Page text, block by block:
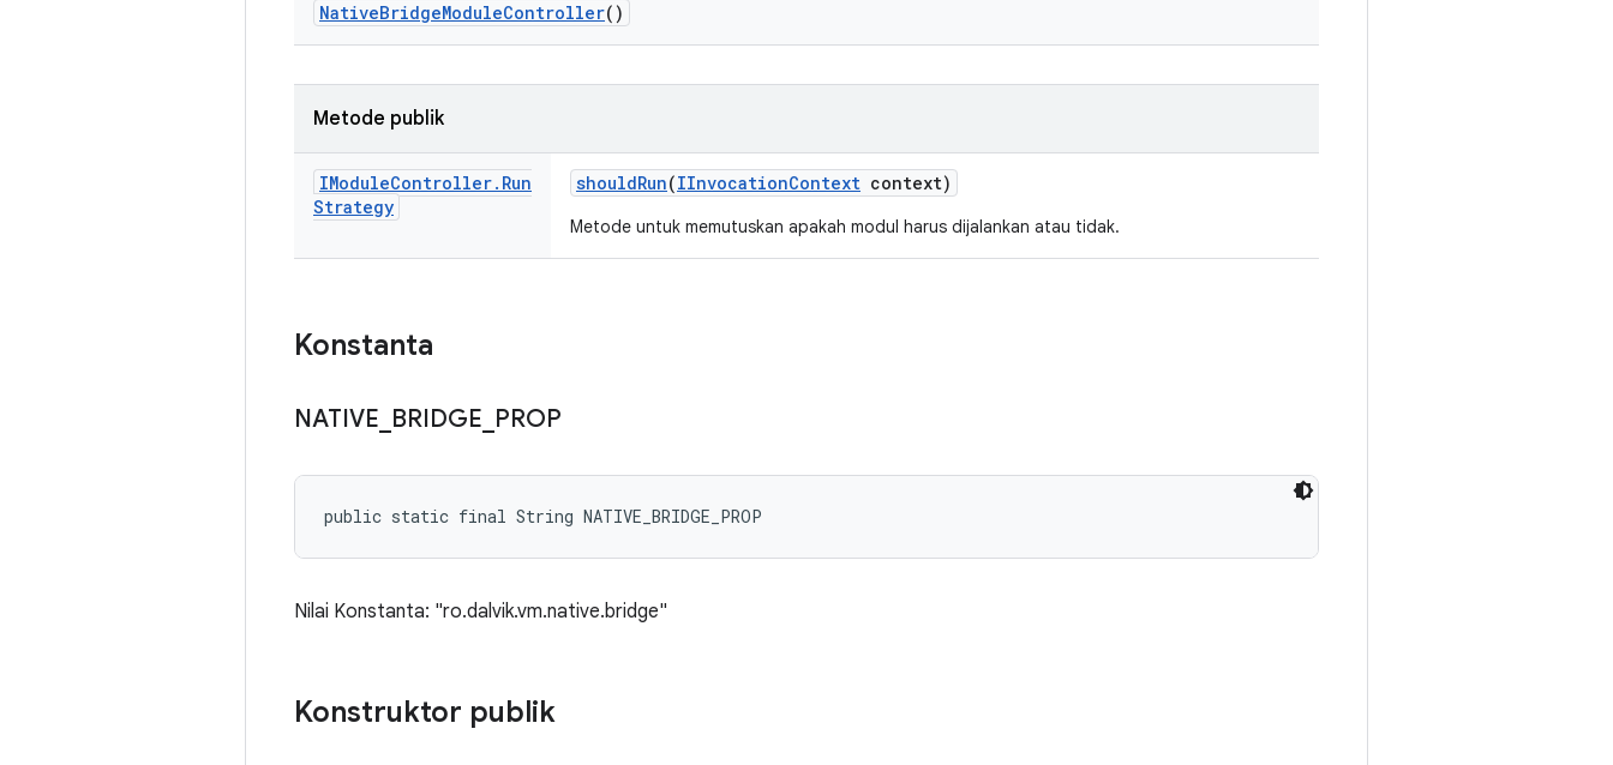
NativeBridgeModuleController()
Metode publik
IModuleController. Run
Strategy
shouldRun(IInvocationContext context)
Metode untuk memutuskan apakah modul harus dijalankan atau tidak.
Konstanta
NATIVE BRIDGE PROP
public static final String NATIVE_BRIDGE_PROP
Nilai Konstanta: "ro.dalvik.vm.native.bridge"
Konstruktor publik